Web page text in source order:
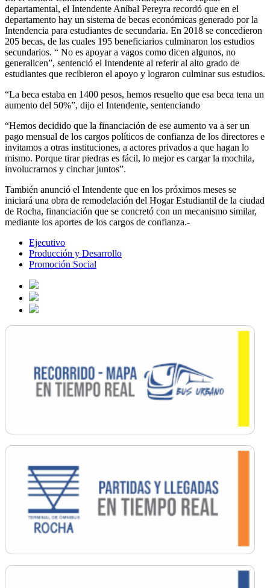
departamental, el Intendente Aníbal Pereyra recordó que en el
departamento hay un sistema de becas económicas generado por la
Intendencia para estudiantes de secundaria. En 2018 se concedieron
205 becas, de las cuales 195 beneficiarios culminaron los estudios
secundarios. “ No es apoyar a vagos como dicen algunos, no
generalicen”, sentenció el Intendente al referir al alto grado de
estudiantes que recibieron el apoyo y lograron culminar sus estudios.
“La beca estaba en 1400 pesos, hemos resuelto que esa beca tena un
aumento del 50%”, dijo el Intendente, sentenciando
“Hemos decidido que la financiación de ese aumento va a ser un
pago mensual de los cargos políticos de confianza de los directores e
invitamos a otras instituciones, a actores privados a que hagan lo
mismo. Porque tirar piedras es fácil, lo mejor es cargar la mochila,
involucrarnos y cinchar juntos”.
También anunció el Intendente que en los próximos meses se
iniciará una obra de remodelación del Hogar Estudiantil de la ciudad
de Rocha, financiación que se concretó con un mecanismo similar,
mediante los aportes de los cargos de confianza.-
Ejecutivo
Producción y Desarrollo
Promoción Social